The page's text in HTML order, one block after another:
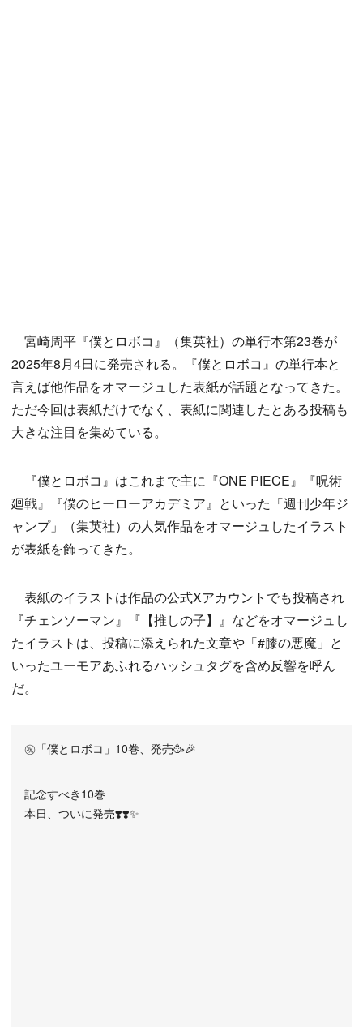
宮崎周平『僕とロボコ』（集英社）の単行本第23巻が
2025年8月4日に発売される。『僕とロボコ』の単行本と
言えば他作品をオマージュした表紙が話題となってきた。
ただ今回は表紙だけでなく、表紙に関連したとある投稿も
大きな注目を集めている。
『僕とロボコ』はこれまで主に『ONE PIECE』『呪術
廻戦』『僕のヒーローアカデミア』といった「週刊少年ジ
ャンプ」（集英社）の人気作品をオマージュしたイラスト
が表紙を飾ってきた。
表紙のイラストは作品の公式Xアカウントでも投稿され
『チェンソーマン』『【推しの子】』などをオマージュし
たイラストは、投稿に添えられた文章や「#膝の悪魔」と
いったユーモアあふれるハッシュタグを含め反響を呼ん
だ。
㊗️「僕とロボコ」10巻、発売🥳🎉
記念すべき10巻
本日、ついに発売❣️❣️✨